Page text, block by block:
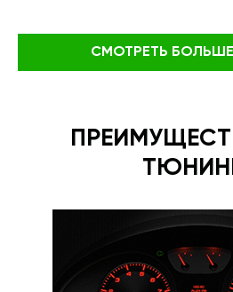
СМОТРЕТЬ